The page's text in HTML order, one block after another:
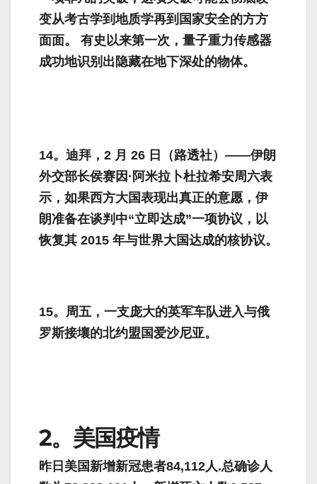
变从考古学到地质学再到国家安全的方方
面面。 有史以来第一次，量子重力传感器
成功地识别出隐藏在地下深处的物体。
14。迪拜，2 月 26 日（路透社）——伊朗
外交部长侯赛因·阿米拉卜杜拉希安周六表
示，如果西方大国表现出真正的意愿，伊
朗准备在谈判中“立即达成”一项协议，以
恢复其 2015 年与世界大国达成的核协议。
15。周五，一支庞大的英军车队进入与俄
罗斯接壤的北约盟国爱沙尼亚。
2。美国疫情
昨日美国新增新冠患者84,112人.总确诊人